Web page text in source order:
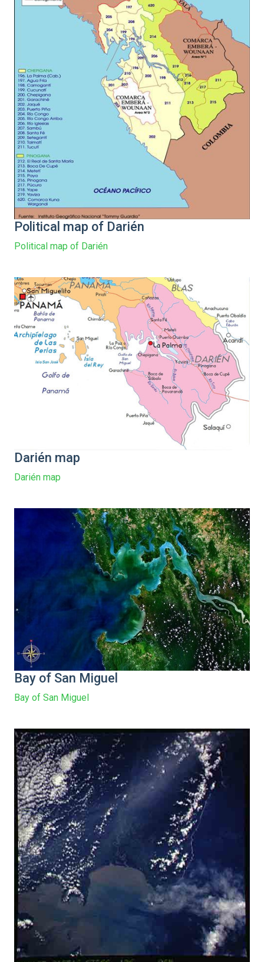
Political map of Darién
Political map of Darién
Darién map
Darién map
Bay of San Miguel
Bay of San Miguel